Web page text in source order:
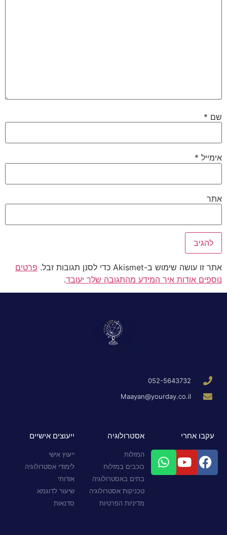
שם *
אימייל *
אתר
אתר זו עושה שימוש ב-Akismet כדי לסנן תגובות זבל.
פרטים
נוספים אודות איך המידע מהתגובה שלך יעובד.
052-5643732
Maayan@yourday.co.il
עקבו אחרי אסטרולוגיה
המזלות
כוכבים במזלות
בתים באסטרולוגיה
טכניקות אסטרולוגיה
מדיניות הפרטיות
ייעוצים אישיים
ייעוץ אישי
לימודי אסטרולוגיה
אודותי
שיעור לדוגמא
סדנאות